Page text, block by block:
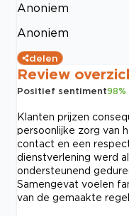
Anoniem
Anoniem
delen
Review
Positief sentiment98%
Klanten prijzen
persoonlijke zorg van
contact en een
dienstverlening werd
ondersteunend
Samengevat voelen
van de gemaakte